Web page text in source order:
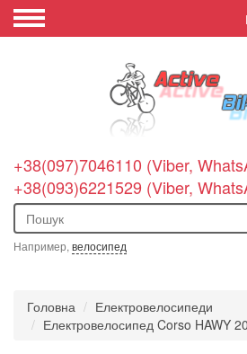
+38(097)7046110 (Viber,
+38(093)6221529 (Viber,
Например, велосипед
Головна
Електровелосипеди
Електровелосипед Corso HAWY